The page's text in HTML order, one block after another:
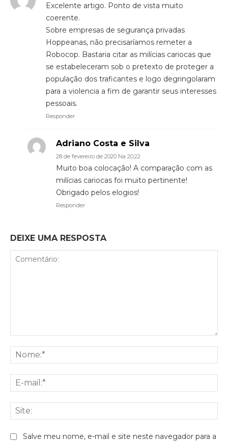
Excelente artigo. Ponto de vista muito
coerente.
Sobre empresas de segurança privadas
Hoppeanas, não precisaríamos remeter a
Robocop. Bastaria citar as milícias cariocas que
se estabeleceram sob o pretexto de proteger a
população dos traficantes e logo degringolaram
para a violencia a fim de garantir seus interesses
pessoais.
Responder
Adriano Costa e Silva
28 de fevereiro de 2020 Na 20:22
Muito boa colocação! A comparação com as
milícias cariocas foi muito pertinente!
Obrigado pelos elogios!
Responder
DEIXE UMA RESPOSTA
Salve meu nome, e-mail e site neste navegador para a